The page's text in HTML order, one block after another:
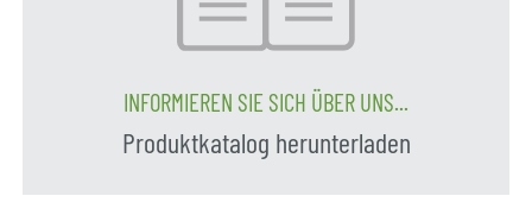
INFORMIEREN SIE SICH ÜBER UNS...
Produktkatalog herunterladen